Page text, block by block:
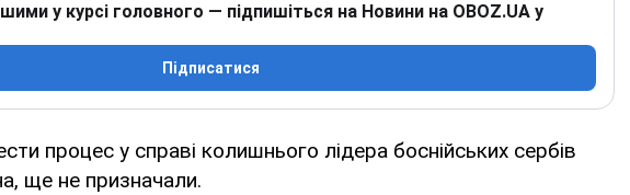
у курсі головного — підпишіться на Новини на OBOZ.UA у
Підписатися
процес у справі колишнього лідера боснійських сербів
ще не призначали.